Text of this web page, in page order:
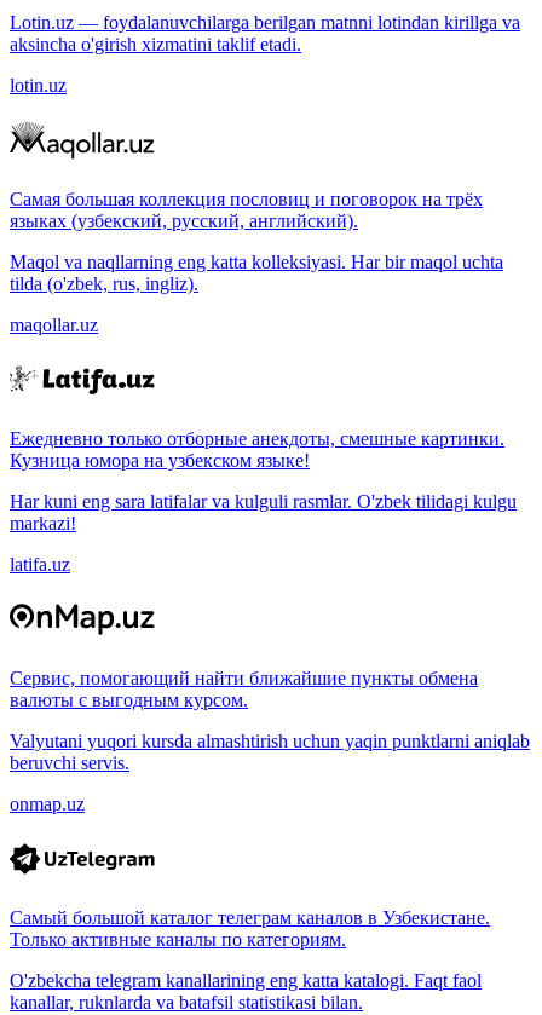
Lotin.uz — foydalanuvchilarga berilgan matnni lotindan kirillga va
aksincha o'girish xizmatini taklif etadi.
lotin.uz
Самая большая коллекция пословиц и поговорок на трёх
языках (узбекский, русский, английский).
Maqol va naqllarning eng katta kolleksiyasi. Har bir maqol uchta
tilda (o'zbek, rus, ingliz).
maqollar.uz
Ежедневно только отборные анекдоты, смешные картинки.
Кузница юмора на узбекском языке!
Har kuni eng sara latifalar va kulguli rasmlar. O'zbek tilidagi kulgu
markazi!
latifa.uz
Сервис, помогающий найти ближайшие пункты обмена
валюты с выгодным курсом.
Valyutani yuqori kursda almashtirish uchun yaqin punktlarni aniqlab
beruvchi servis.
onmap.uz
Самый большой каталог телеграм каналов в Узбекистане.
Только активные каналы по категориям.
O'zbekcha telegram kanallarining eng katta katalogi. Faqt faol
kanallar, ruknlarda va batafsil statistikasi bilan.